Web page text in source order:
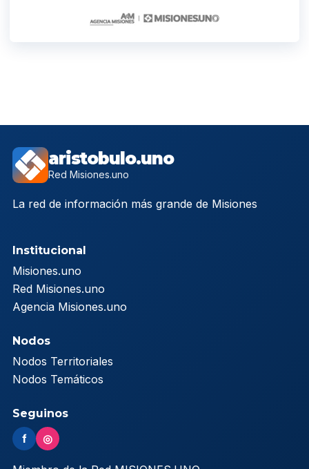
aristobulo.uno
Red Misiones.uno
La red de información más grande de Misiones
Institucional
Misiones.uno
Red Misiones.uno
Agencia Misiones.uno
Nodos
Nodos Territoriales
Nodos Temáticos
Seguinos
f ◎